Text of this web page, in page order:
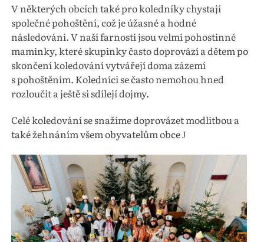
V některých obcích také pro koledníky chystají
společné pohoštění, což je úžasné a hodné
následování. V naší farnosti jsou velmi pohostinné
maminky, které skupinky často doprovází a dětem po
skončení koledování vytvářejí doma zázemí
s pohoštěním. Koledníci se často nemohou hned
rozloučit a ještě si sdílejí dojmy.
Celé koledování se snažíme doprovázet modlitbou a
také žehnáním všem obyvatelům obceJ